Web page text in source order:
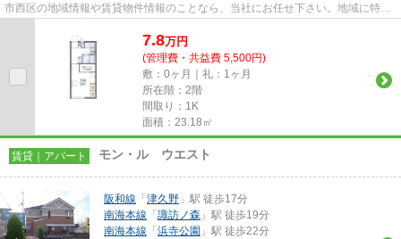
市西区の地域情報や賃貸物件情報のことなら、当社にお任せ下さい。地域に特化
7.8万円
(管理費・共益費 5,500円)
敷：0ヶ月｜礼：1ヶ月
所在階：2階
間取り：1K
面積：23.18㎡
賃貸｜アパート モン・ル ウエスト
阪和線 「 津久野 」駅 徒歩17分
南海本線 「 諏訪ノ森 」駅 徒歩19分
南海本線 「 浜寺公園 」駅 徒歩22分